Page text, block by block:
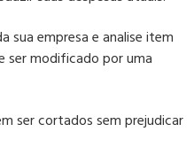
sua empresa e analise item
ser modificado por uma
ser cortados sem prejudicar